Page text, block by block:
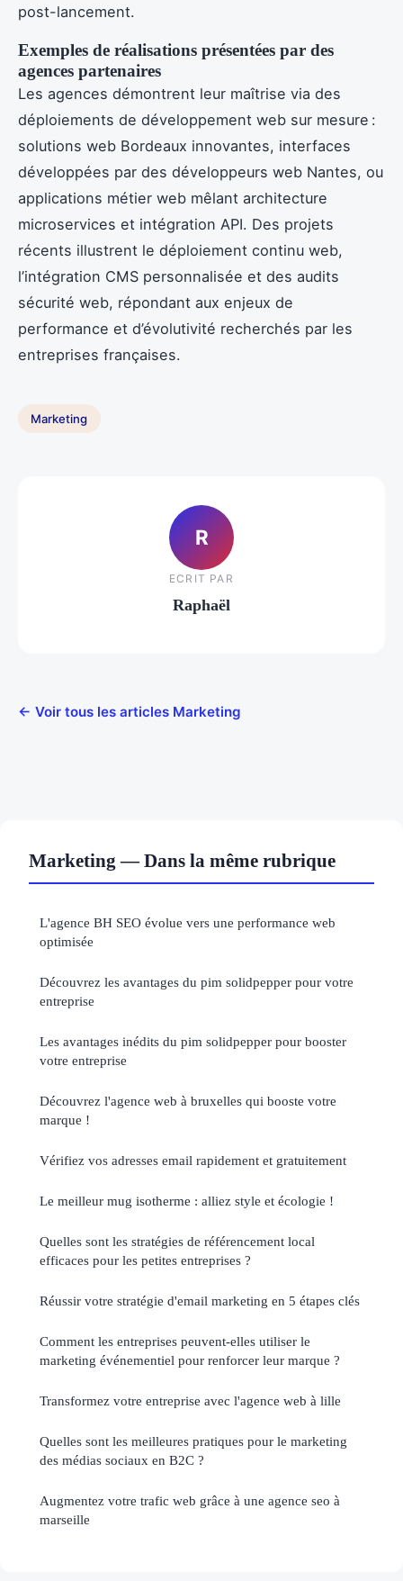
post-lancement.
Exemples de réalisations présentées par des
agences partenaires
Les agences démontrent leur maîtrise via des
déploiements de développement web sur mesure :
solutions web Bordeaux innovantes, interfaces
développées par des développeurs web Nantes, ou
applications métier web mêlant architecture
microservices et intégration API. Des projets
récents illustrent le déploiement continu web,
l’intégration CMS personnalisée et des audits
sécurité web, répondant aux enjeux de
performance et d’évolutivité recherchés par les
entreprises françaises.
Marketing
R
ECRIT PAR
Raphaël
← Voir tous les articles Marketing
Marketing — Dans la même rubrique
L'agence BH SEO évolue vers une performance web
optimisée
Découvrez les avantages du pim solidpepper pour votre
entreprise
Les avantages inédits du pim solidpepper pour booster
votre entreprise
Découvrez l'agence web à bruxelles qui booste votre
marque !
Vérifiez vos adresses email rapidement et gratuitement
Le meilleur mug isotherme : alliez style et écologie !
Quelles sont les stratégies de référencement local
efficaces pour les petites entreprises ?
Réussir votre stratégie d'email marketing en 5 étapes clés
Comment les entreprises peuvent-elles utiliser le
marketing événementiel pour renforcer leur marque ?
Transformez votre entreprise avec l'agence web à lille
Quelles sont les meilleures pratiques pour le marketing
des médias sociaux en B2C ?
Augmentez votre trafic web grâce à une agence seo à
marseille